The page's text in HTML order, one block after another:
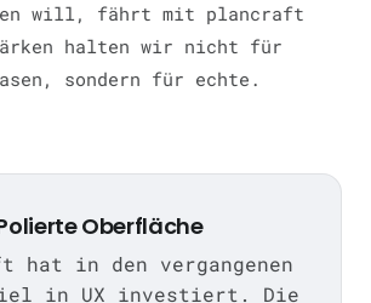
will, fährt mit plancraft
halten wir nicht für
sondern für echte.
Oberfläche
hat in den vergangenen
in UX investiert. Die